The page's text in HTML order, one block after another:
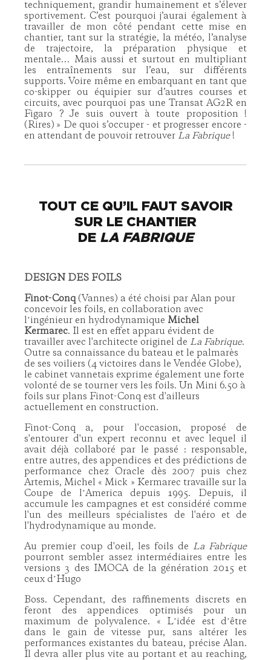
techniquement, grandir humainement et s’élever
sportivement. C’est pourquoi j’aurai également à
travailler de mon côté pendant cette mise en
chantier, tant sur la stratégie, la météo, l’analyse
de trajectoire, la préparation physique et
mentale… Mais aussi et surtout en multipliant
les entraînements sur l’eau, sur différents
supports. Voire même en embarquant en tant que
co-skipper ou équipier sur d’autres courses et
circuits, avec pourquoi pas une Transat AG2R en
Figaro ? Je suis ouvert à toute proposition !
(Rires) » De quoi s’occuper - et progresser encore -
en attendant de pouvoir retrouver La Fabrique!
TOUT CE QU’IL FAUT SAVOIR
SUR LE CHANTIER
DE LA FABRIQUE
DESIGN DES FOILS
Finot-Conq (Vannes) a été choisi par Alan pour
concevoir les foils, en collaboration avec
lʼingénieur en hydrodynamique Michel
Kermarec. Il est en effet apparu évident de
travailler avec l'architecte originel de La Fabrique.
Outre sa connaissance du bateau et le palmarès
de ses voiliers (4 victoires dans le Vendée Globe),
le cabinet vannetais exprime également une forte
volonté de se tourner vers les foils. Un Mini 6.50 à
foils sur plans Finot-Conq est d'ailleurs
actuellement en construction.
Finot-Conq a, pour l'occasion, proposé de
s'entourer d'un expert reconnu et avec lequel il
avait déjà collaboré par le passé : responsable,
entre autres, des appendices et des prédictions de
performance chez Oracle dès 2007 puis chez
Artemis, Michel « Mick » Kermarec travaille sur la
Coupe de lʼAmerica depuis 1995. Depuis, il
accumule les campagnes et est considéré comme
l'un des meilleurs spécialistes de l'aéro et de
l'hydrodynamique au monde.
Au premier coup d'oeil, les foils de La Fabrique
pourront sembler assez intermédiaires entre les
versions 3 des IMOCA de la génération 2015 et
ceux dʼHugo
Boss. Cependant, des raffinements discrets en
feront des appendices optimisés pour un
maximum de polyvalence. « Lʼidée est dʼêtre
dans le gain de vitesse pur, sans altérer les
performances existantes du bateau, précise Alan.
Il devra aller plus vite au portant et au reaching,